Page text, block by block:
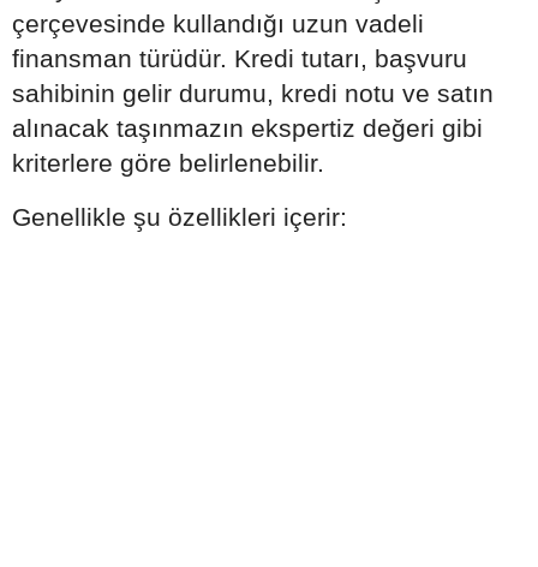
çerçevesinde kullandığı uzun vadeli
finansman türüdür. Kredi tutarı, başvuru
sahibinin gelir durumu, kredi notu ve satın
alınacak taşınmazın ekspertiz değeri gibi
kriterlere göre belirlenebilir.
Genellikle şu özellikleri içerir: